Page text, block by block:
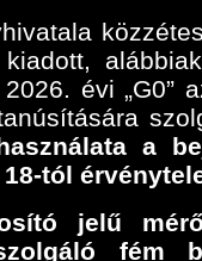
évi „G0”
a
tól
jelű
fém